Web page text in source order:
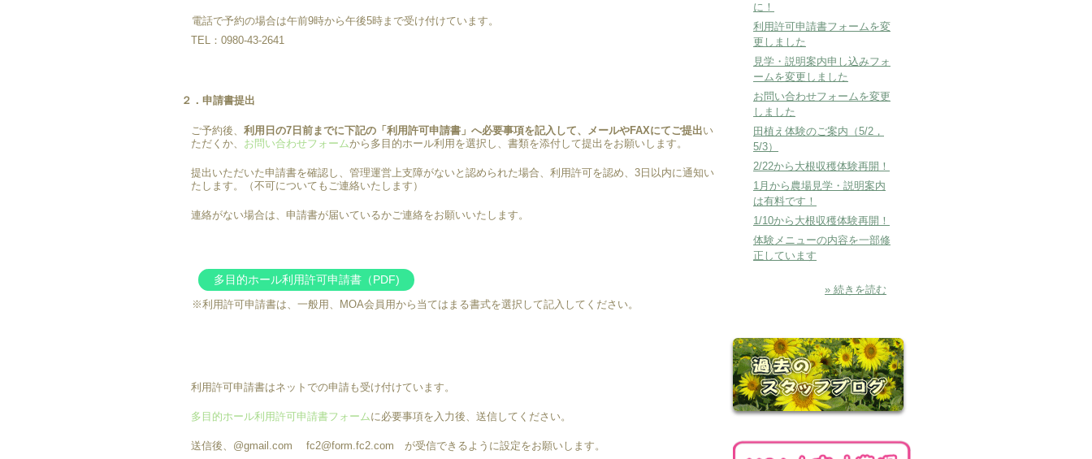
電話で予約の場合は午前9時から午後5時まで受け付けています。
TEL：0980-43-2641
２．申請書提出
ご予約後、 利用日の7日前までに下記の「利用許可申請書」へ必要事項を記入して、メールやFAXにてご提出い
ただくか、 お問い合わせフォームから多目的ホール利用を選択し、書類を添付して提出をお願いします。
提出いただいた申請書を確認し、管理運営上支障がないと認められた場合、利用許可を認め、3日以内に通知い
たします。（不可についてもご連絡いたします）
連絡がない場合は、申請書が届いているかご連絡をお願いいたします。
多目的ホール利用許可申請書（PDF)
※利用許可申請書は、一般用、MOA会員用から当てはまる書式を選択して記入してください。
利用許可申請書はネットでの申請も受け付けています。
多目的ホール利用許可申請書フォームに必要事項を入力後、送信してください。
送信後、@gmail.com fc2@form.fc2.com が受信できるように設定をお願いします。
に！
利用許可申請書フォームを変
更しました
見学・説明案内申し込みフォ
ームを変更しました
お問い合わせフォームを変更
しました
田植え体験のご案内（5/2，
5/3）
2/22から大根収穫体験再開！
1月から農場見学・説明案内
は有料です！
1/10から大根収穫体験再開！
体験メニューの内容を一部修
正しています
» 続きを読む